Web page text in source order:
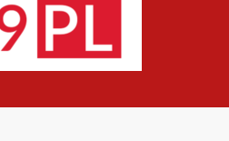
świat